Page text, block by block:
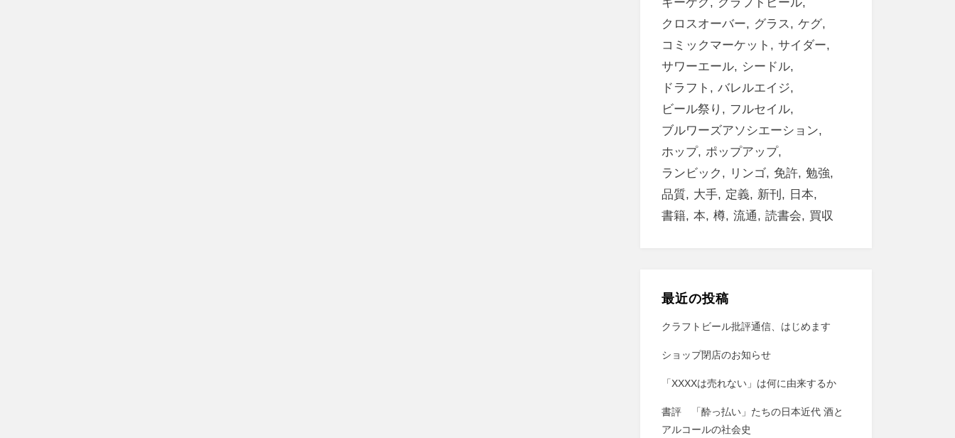
キーケグ
クラフトビール
クロスオーバー
グラス
ケグ
コミックマーケット
サイダー
サワーエール
シードル
ドラフト
バレルエイジ
ビール祭り
フルセイル
ブルワーズアソシエーション
ホップ ポップアップ
ランビック
リンゴ 免許 勉強
品質
大手 定義 新刊
日本
書籍 本 樽 流通 読書会 買収
最近の投稿
クラフトビール批評通信、はじめます
ショップ閉店のお知らせ
「XXXXは売れない」は何に由来するか
書評 「酔っ払い」たちの日本近代 酒と
アルコールの社会史